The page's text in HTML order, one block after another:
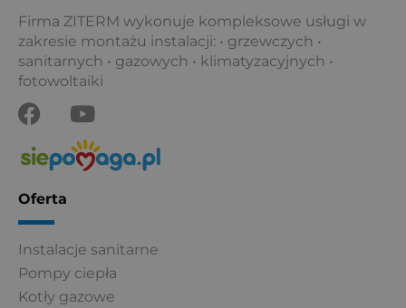
Firma ZITERM wykonuje kompleksowe usługi w
zakresie montażu instalacji: • grzewczych •
sanitarnych • gazowych • klimatyzacyjnych •
fotowoltaiki
F
a
c
e
b
o
k
Y
o
u
t
Oferta
Instalacje sanitarne
Pompy ciepła
Kotły gazowe